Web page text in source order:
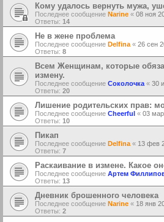
Кому удалось вернуть мужа,
Последнее сообщение Narine « 08 ноя
Ответы: 14
Не в жене проблема
Последнее сообщение Delfina « 26 сен
Ответы: 8
Всем Женщинам, которые
измену.
Последнее сообщение Соколочка « 30
Ответы: 20
Лишение родительских прав:
Последнее сообщение Cheerful « 03
Ответы: 10
Пикап
Последнее сообщение Delfina « 13 фев
Ответы: 7
Раскаивание в измене. Какое
Последнее сообщение Артем
Ответы: 13
Дневник брошенного человека
Последнее сообщение Narine « 18 янв
Ответы: 2